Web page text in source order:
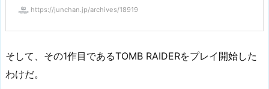
https://junchan.jp/archives/18919
そして、その1作目であるTOMB RAIDERをプレイ開始した
わけだ。